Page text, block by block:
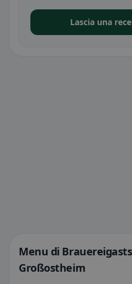
Lascia una
Menu di
Großostheim